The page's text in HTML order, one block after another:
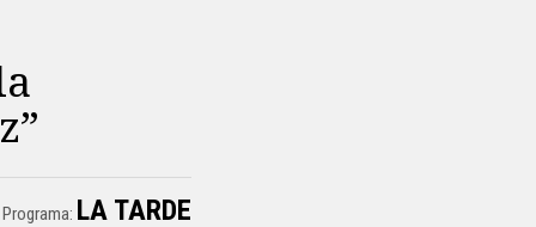
Programa: LA TARDE